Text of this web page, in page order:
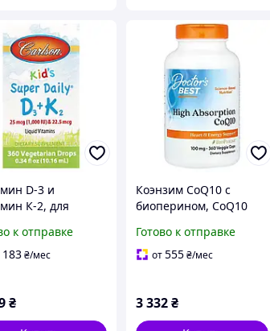
D-3 и
К-2, для
Carlson,
25 мкг (1000
к отправке
183₴/мес
₴
Коэнзим CoQ10 с
биоперином, CoQ10
Best, 100 мг, 360 капсул
Готово к отправке
от555 ₴/мес
3 332 ₴